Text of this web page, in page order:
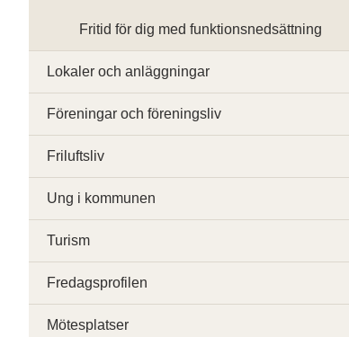
Fritid för dig med funktionsnedsättning
Lokaler och anläggningar
Föreningar och föreningsliv
Friluftsliv
Ung i kommunen
Turism
Fredagsprofilen
Mötesplatser